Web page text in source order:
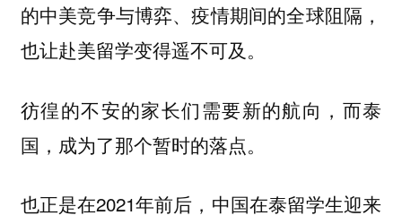
的中美竞争与博弈、疫情期间的全球阻隔，
也让赴美留学变得遥不可及。
彷徨的不安的家长们需要新的航向，而泰
国，成为了那个暂时的落点。
也正是在2021年前后，中国在泰留学生迎来